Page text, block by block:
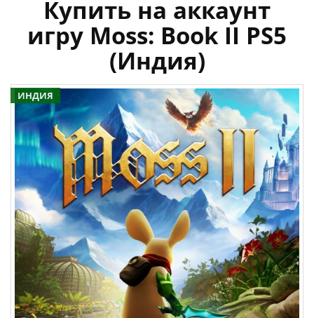
Купить на аккаунт
игру Moss: Book II PS5
(Индия)
ИНДИЯ